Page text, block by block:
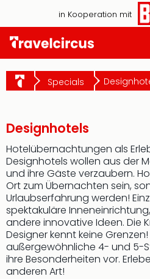
in Kooperation mit
Specials
Designhotels
Hotelübernachtungen als
Designhotels wollen aus der
und ihre Gäste verzaubern.
Ort zum Übernachten sein,
Urlaubserfahrung werden!
spektakuläre
andere innovative Ideen. Die
Designer kennt keine
außergewöhnliche 4- und 5-
ihre Besonderheiten vor.
anderen Art!